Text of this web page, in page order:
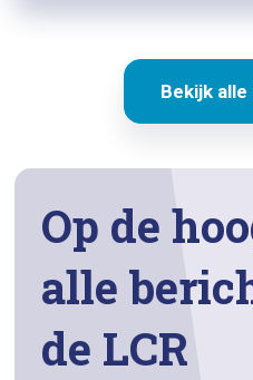
Bekijk
Op de
alle
de LCR